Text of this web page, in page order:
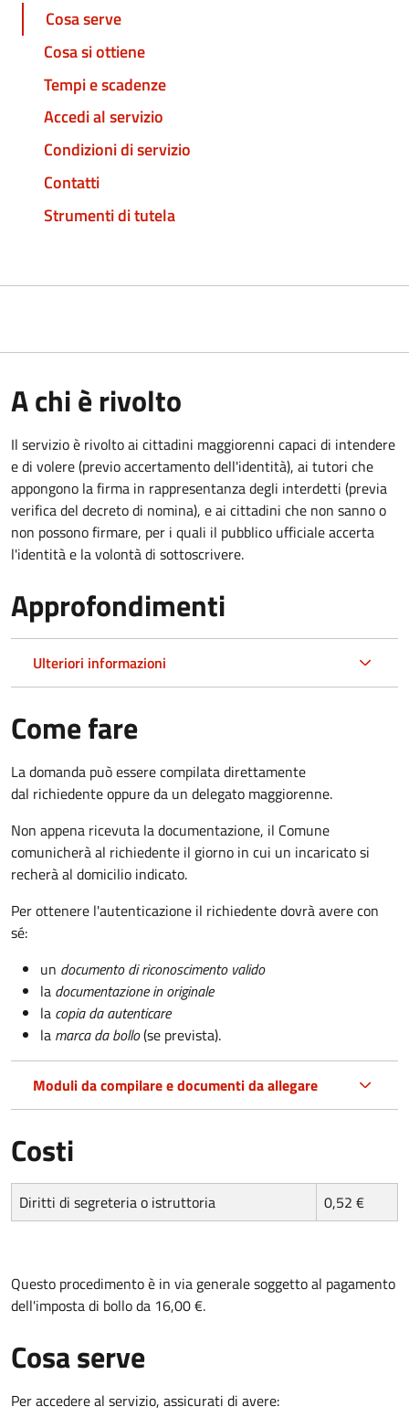
Cosa serve
Cosa si ottiene
Tempi e scadenze
Accedi al servizio
Condizioni di servizio
Contatti
Strumenti di tutela
A chi è rivolto
Il servizio è rivolto ai cittadini maggiorenni capaci di intendere
e di volere (previo accertamento dell'identità), ai tutori che
appongono la firma in rappresentanza degli interdetti (previa
verifica del decreto di nomina), e ai cittadini che non sanno o
non possono firmare, per i quali il pubblico ufficiale accerta
l'identità e la volontà di sottoscrivere.
Approfondimenti
Ulteriori informazioni
Come fare
La domanda può essere compilata direttamente
dal richiedente oppure da un delegato maggiorenne.
Non appena ricevuta la documentazione, il Comune
comunicherà al richiedente il giorno in cui un incaricato si
recherà al domicilio indicato.
Per ottenere l'autenticazione il richiedente dovrà avere con
sé:
un documento di riconoscimento valido
la documentazione in originale
la copia da autenticare
la marca da bollo(se prevista).
Moduli da compilare e documenti da allegare
Costi
Diritti di segreteria o istruttoria 0,52 €
Questo procedimento è in via generale soggetto al pagamento
dell'imposta di bollo da 16,00 €.
Cosa serve
Per accedere al servizio, assicurati di avere: